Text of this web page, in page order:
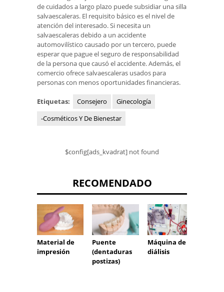
de cuidados a largo plazo puede subsidiar una silla
salvaescaleras. El requisito básico es el nivel de
atención del interesado. Si necesita un
salvaescaleras debido a un accidente
automovilístico causado por un tercero, puede
esperar que pague el seguro de responsabilidad
de la persona que causó el accidente. Además, el
comercio ofrece salvaescaleras usados ​​para
personas con menos oportunidades financieras.
Etiquetas: Consejero
Ginecología
-Cosméticos Y De Bienestar
$config[ads_kvadrat] not found
RECOMENDADO
Material de
impresión
Puente
(dentaduras
postizas)
Máquina de
diálisis